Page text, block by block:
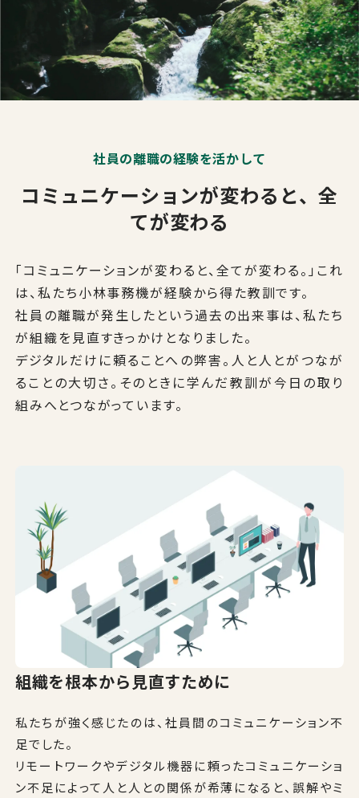
社員の離職の経験を活かして
コミュニケーションが変わると、全
てが変わる
「コミュニケーションが変わると、全てが変わる。」これ
は、私たち⼩林事務機が経験から得た教訓です。
社員の離職が発生したという過去の出来事は、私たち
が組織を見直すきっかけとなりました。
デジタルだけに頼ることへの弊害。人と人とがつなが
ることの大切さ。そのときに学んだ教訓が今⽇の取り
組みへとつながっています。
組織を根本から見直すために
私たちが強く感じたのは、社員間のコミュニケーション不
足でした。
リモートワークやデジタル機器に頼ったコミュニケーショ
ン不⾜によって人と人との関係が希薄になると、誤解やミ